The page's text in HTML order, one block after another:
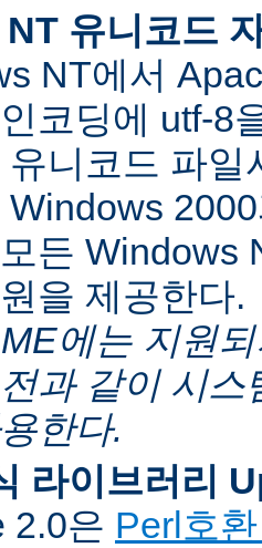
유니코드
NT에서
코딩에 utf-8
유니코드 파일
Windows
든 Windows
을 제공한다.
에는 지원
과 같이 시
한다.
라이브러리
2.0은 Perl호